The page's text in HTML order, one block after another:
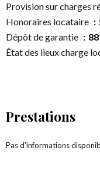
Provision sur charges
Honoraires locataire
Dépôt de garantie
État des lieux charge
Prestations
Pas d'informations